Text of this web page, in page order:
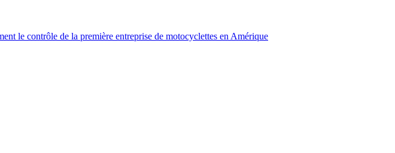
le contrôle de la première entreprise de motocyclettes en Amérique